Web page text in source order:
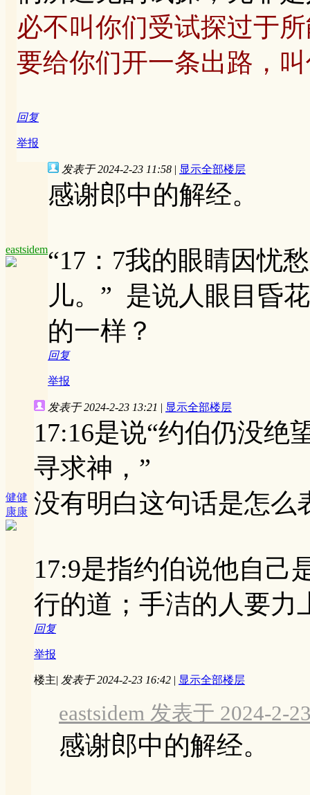
必不叫你们受试探过于
要给你们开一条出路，
回复
举报
eastsidem
发表于 2024-2-23 11:58 | 显示全部楼层
感谢郎中的解经。
“17：7我的眼睛因忧
儿。” 是说人眼目昏
的一样？
回复
举报
健健
康康
发表于 2024-2-23 13:21 | 显示全部楼层
17:16是说“约伯仍没绝
寻求神，”
没有明白这句话是怎么
17:9是指约伯说他自己
行的道；手洁的人要力
回复
举报
楼主| 发表于 2024-2-23 16:42 | 显示全部楼层
eastsidem 发表于 2024-2-
感谢郎中的解经。